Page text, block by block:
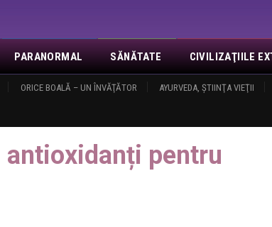
REVELAŢII MISA CONTACT LOGIN
PARANORMAL SĂNĂTATE
ORICE BOALĂ – UN ÎNVĂŢĂTOR AYURVEDA, ŞTIINŢA VIEŢII
CIVILIZAŢIILE
pentru sănătatea pielii
pentru